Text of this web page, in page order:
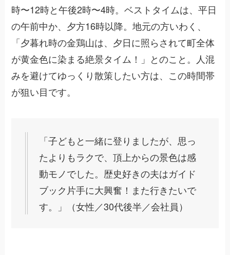
時〜12時と午後2時〜4時。ベストタイムは、平日
の午前中か、夕方16時以降。地元の方いわく、
「夕暮れ時の金鶏山は、夕日に照らされて町全体
が黄金色に染まる絶景タイム！」とのこと。人混
みを避けてゆっくり散策したい方は、この時間帯
が狙い目です。
「子どもと一緒に登りましたが、思っ
たよりもラクで、頂上からの景色は感
動モノでした。歴史好きの夫はガイド
ブック片手に大興奮！また行きたいで
す。」（女性／30代後半／会社員）